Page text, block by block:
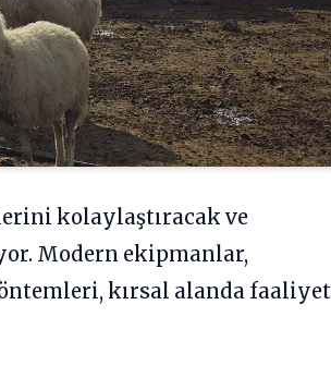
kolaylaştıracak ve
Modern ekipmanlar,
kırsal alanda faaliyet